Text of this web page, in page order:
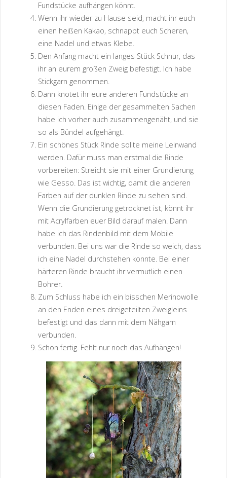
Fundstücke aufhängen könnt.
Wenn ihr wieder zu Hause seid, macht ihr euch
einen heißen Kakao, schnappt euch Scheren,
eine Nadel und etwas Klebe.
Den Anfang macht ein langes Stück Schnur, das
ihr an eurem großen Zweig befestigt. Ich habe
Stickgarn genommen.
Dann knotet ihr eure anderen Fundstücke an
diesen Faden. Einige der gesammelten Sachen
habe ich vorher auch zusammengenäht, und sie
so als Bündel aufgehängt.
Ein schönes Stück Rinde sollte meine Leinwand
werden. Dafür muss man erstmal die Rinde
vorbereiten: Streicht sie mit einer Grundierung
wie Gesso. Das ist wichtig, damit die anderen
Farben auf der dunklen Rinde zu sehen sind.
Wenn die Grundierung getrocknet ist, könnt ihr
mit Acrylfarben euer Bild darauf malen. Dann
habe ich das Rindenbild mit dem Mobile
verbunden. Bei uns war die Rinde so weich, dass
ich eine Nadel durchstehen konnte. Bei einer
härteren Rinde braucht ihr vermutlich einen
Bohrer.
Zum Schluss habe ich ein bisschen Merinowolle
an den Enden eines dreigeteilten Zweigleins
befestigt und das dann mit dem Nähgarn
verbunden.
Schon fertig. Fehlt nur noch das Aufhängen!